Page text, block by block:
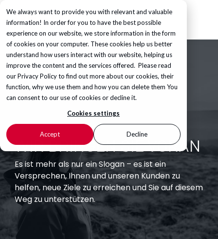
We always want to provide you with relevant and valuable
information! In order for you to have the best possible
experience on our website, we store information in the form
of cookies on your computer. These cookies help us better
understand how users interact with our website, helping us
improve the content and the services offered. Please read
ourPrivacy Policyto find out more about our cookies, their
function, why we use them and how you can delete them You
can consent to our use of cookies or decline it.
Cookies settings
Accept Decline
WIR BRINGEN SIE VORAN
Es ist mehr als nur ein Slogan – es ist ein
Versprechen, Ihnen und unseren Kunden zu
helfen, neue Ziele zu erreichen und Sie auf diesem
Weg zu unterstützen.